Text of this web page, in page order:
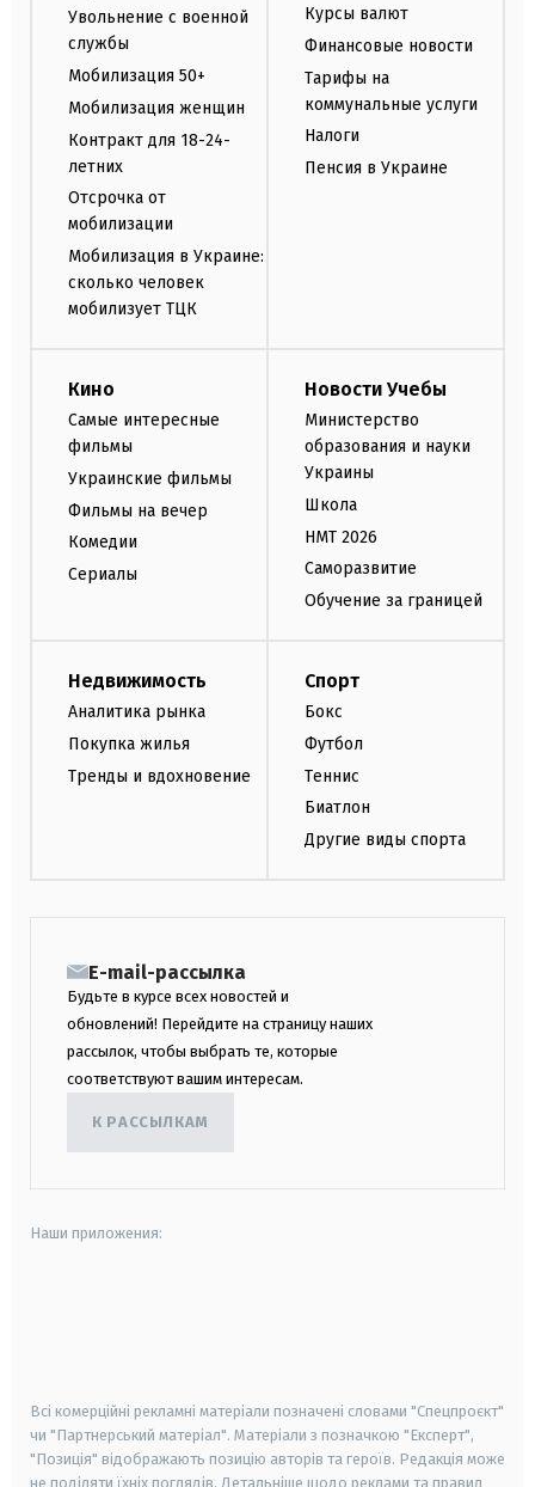
Увольнение с военной
службы
Мобилизация 50+
Мобилизация женщин
Контракт для 18-24-
летних
Отсрочка от
мобилизации
Мобилизация в Украине:
сколько человек
мобилизует ТЦК
Курсы валют
Финансовые новости
Тарифы на
коммунальные услуги
Налоги
Пенсия в Украине
Кино
Самые интересные
фильмы
Украинские фильмы
Фильмы на вечер
Комедии
Сериалы
Новости Учебы
Министерство
образования и науки
Украины
Школа
НМТ 2026
Саморазвитие
Обучение за границей
Недвижимость
Аналитика рынка
Покупка жилья
Тренды и вдохновение
Спорт
Бокс
Футбол
Теннис
Биатлон
Другие виды спорта
E-mail-рассылка
Будьте в курсе всех новостей и
обновлений! Перейдите на страницу наших
рассылок, чтобы выбрать те, которые
соответствуют вашим интересам.
К РАССЫЛКАМ
Наши приложения:
Всі комерційні рекламні матеріали позначені словами "Спецпроєкт"
чи "Партнерський матеріал". Матеріали з позначкою "Експерт",
"Позиція" відображають позицію авторів та героїв. Редакція може
не поділяти їхніх поглядів. Детальніше щодо реклами та правил